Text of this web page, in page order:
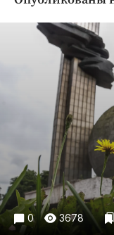
Культура
Общество
Погода
Праздники
Спорт
Экономика
ПРОЕКТЫ
0 3678